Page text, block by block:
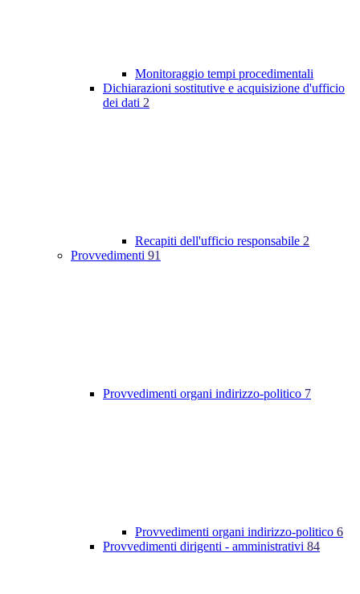
Monitoraggio tempi procedimentali
Dichiarazioni sostitutive e acquisizione d'ufficio
dei dati 2
Recapiti dell'ufficio responsabile 2
Provvedimenti 91
Provvedimenti organi indirizzo-politico 7
Provvedimenti organi indirizzo-politico 6
Provvedimenti dirigenti - amministrativi 84